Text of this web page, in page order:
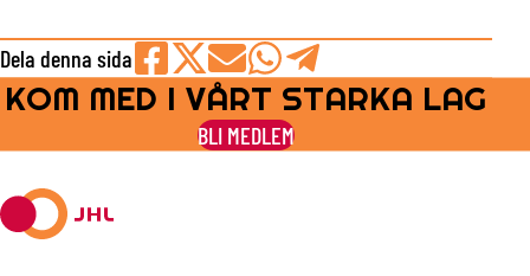
Dela denna sida
Share
on
Facebook
Share
on
Share
by
E-
Share
on
WhatsApp
Share
on
Telegram
KOM MED I VÅRT STARKA LAG
BLI MEDLEM